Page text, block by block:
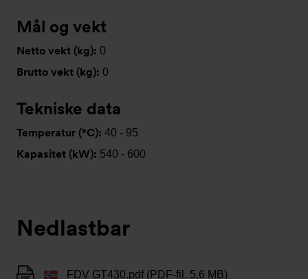
Mål og vekt
Netto vekt (kg): 0
Brutto vekt (kg): 0
Tekniske data
Temperatur (°C): 40 - 95
Kapasitet (kW): 540 - 600
Nedlastbar
FDV GT430.pdf (PDF-fil, 5,6 MB)